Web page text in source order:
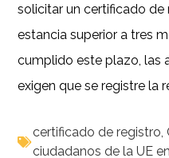
solicitar un certificado de
estancia superior a tres
cumplido este plazo, las
exigen que se registre la
certificado de registro,
ciudadanos de la UE